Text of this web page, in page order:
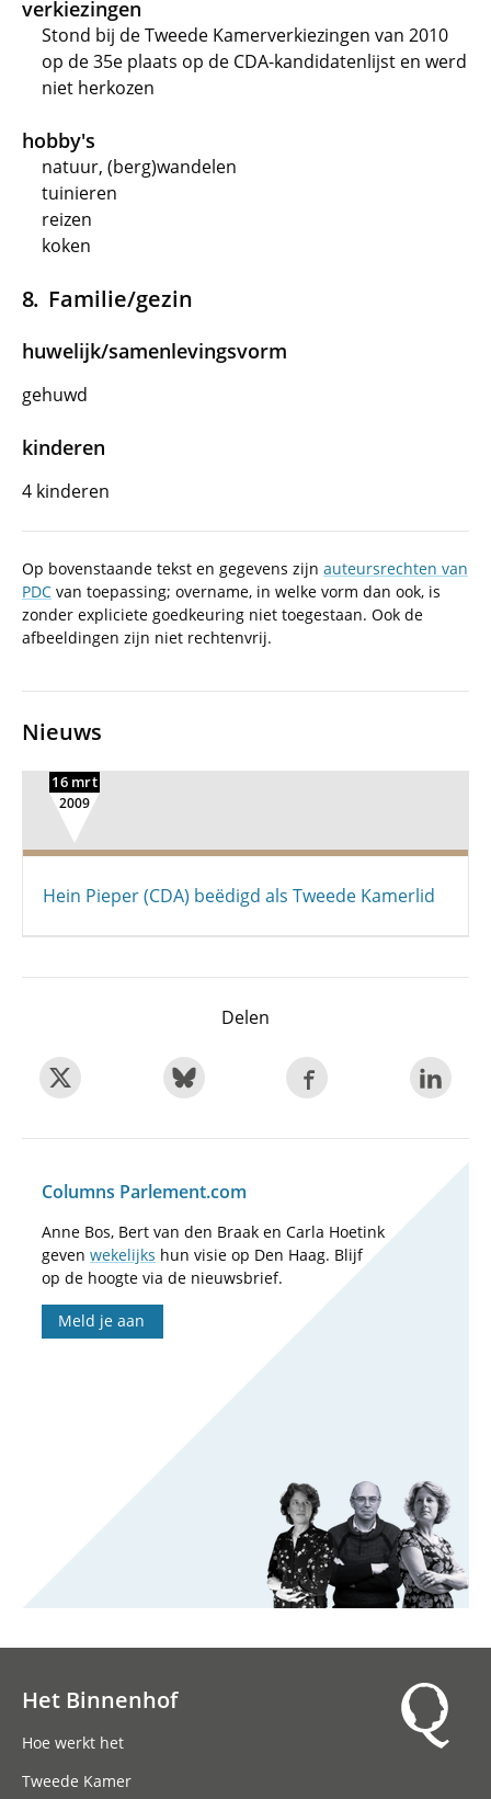
verkiezingen
Stond bij de Tweede Kamerverkiezingen van 2010
op de 35e plaats op de CDA-kandidatenlijst en werd
niet herkozen
hobby's
natuur, (berg)wandelen
tuinieren
reizen
koken
Familie/gezin
huwelijk/samenlevingsvorm
gehuwd
kinderen
4 kinderen
Op bovenstaande tekst en gegevens zijn auteursrechten van
PDC van toepassing; overname, in welke vorm dan ook, is
zonder expliciete goedkeuring niet toegestaan. Ook de
afbeeldingen zijn niet rechtenvrij.
Nieuws
16 mrt
2009
Hein Pieper (CDA) beëdigd als Tweede Kamerlid
Delen
Columns Parlement.com
Anne Bos, Bert van den Braak en Carla Hoetink
geven wekelijks hun visie op Den Haag. Blijf
op de hoogte via de nieuwsbrief.
Meld je aan
Het Binnenhof
Hoe werkt het
Tweede Kamer